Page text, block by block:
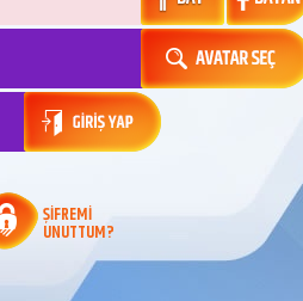
ŞİFREMİ
UNUTTUM?